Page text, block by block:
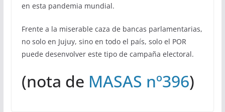
en esta pandemia mundial.
Frente a la miserable caza de bancas parlamentarias,
no solo en Jujuy, sino en todo el país, solo el POR
puede desenvolver este tipo de campaña electoral.
(nota de MASAS nº396)